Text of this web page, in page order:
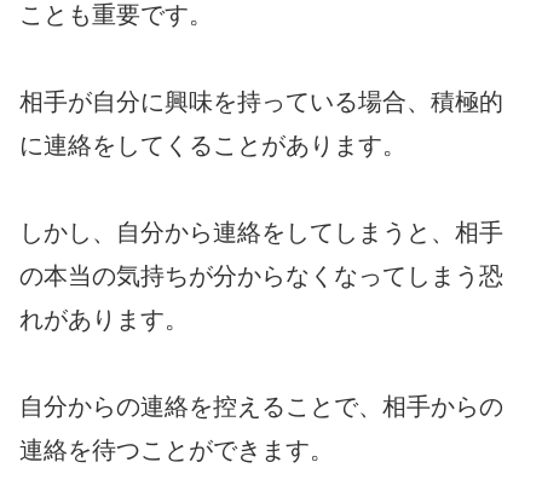
ことも重要です。
相手が自分に興味を持っている場合、積極的
に連絡をしてくることがあります。
しかし、自分から連絡をしてしまうと、相手
の本当の気持ちが分からなくなってしまう恐
れがあります。
自分からの連絡を控えることで、相手からの
連絡を待つことができます。